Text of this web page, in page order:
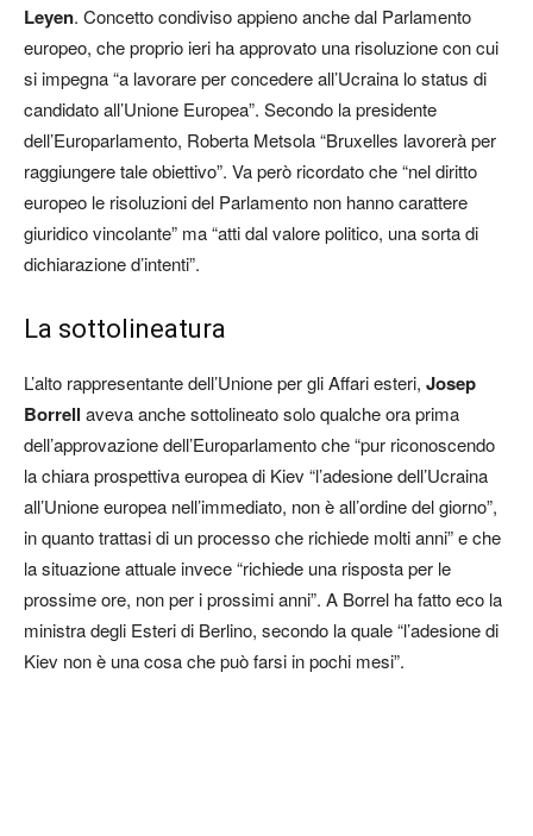
Leyen. Concetto condiviso appieno anche dal Parlamento
europeo, che proprio ieri ha approvato una risoluzione con cui
si impegna “a lavorare per concedere all’Ucraina lo status di
candidato all’Unione Europea”. Secondo la presidente
dell’Europarlamento, Roberta Metsola “Bruxelles lavorerà per
raggiungere tale obiettivo”. Va però ricordato che “nel diritto
europeo le risoluzioni del Parlamento non hanno carattere
giuridico vincolante” ma “atti dal valore politico, una sorta di
dichiarazione d’intenti”.
La sottolineatura
L’alto rappresentante dell’Unione per gli Affari esteri, Josep
Borrell aveva anche sottolineato solo qualche ora prima
dell’approvazione dell’Europarlamento che “pur riconoscendo
la chiara prospettiva europea di Kiev “l’adesione dell’Ucraina
all’Unione europea nell’immediato, non è all’ordine del giorno”,
in quanto trattasi di un processo che richiede molti anni” e che
la situazione attuale invece “richiede una risposta per le
prossime ore, non per i prossimi anni”. A Borrel ha fatto eco la
ministra degli Esteri di Berlino, secondo la quale “l’adesione di
Kiev non è una cosa che può farsi in pochi mesi”.